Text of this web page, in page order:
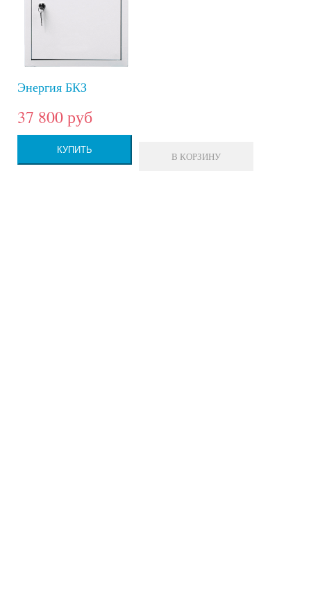
Энергия БКЗ
37 800 руб
КУПИТЬ
В КОРЗИНУ